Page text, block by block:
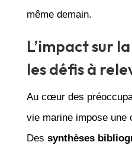
même demain.
L’impact sur
les défis à
Au cœur des
vie marine impose une
Des synthèses